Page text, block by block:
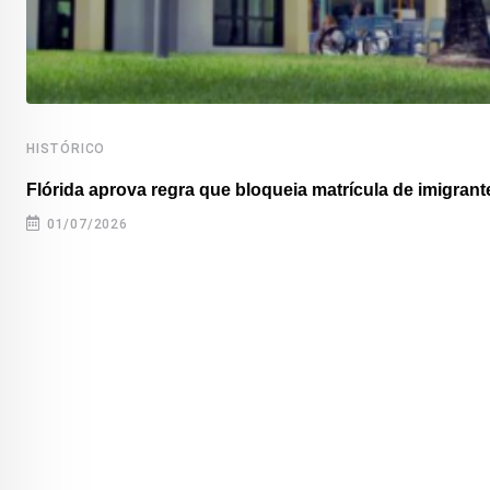
HISTÓRICO
Flórida aprova regra que bloqueia matrícula de
01/07/2026